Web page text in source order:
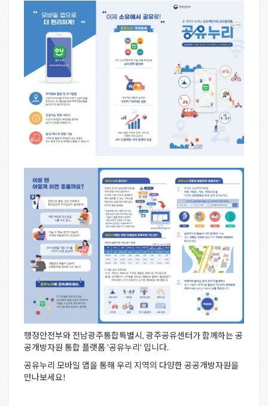
행정안전부와 전남광주통합특별시, 광주공유센터가 함께하는 공
공개방자원 통합 플랫폼 '공유누리' 입니다.
공유누리 모바일 앱을 통해 우리 지역의 다양한 공공개방자원을
만나보세요!